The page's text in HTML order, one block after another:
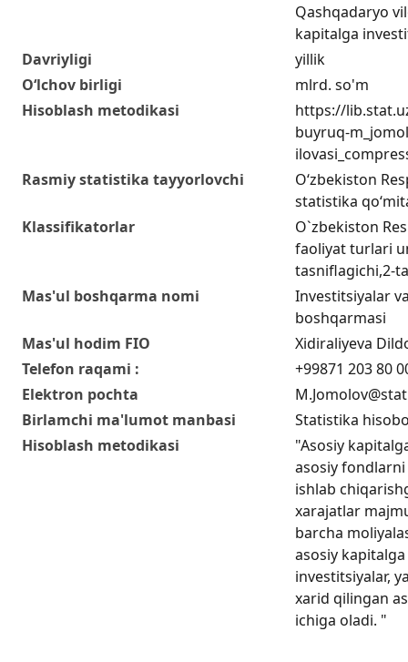
Qashqadaryo
kapitalga
Davriyligi
yillik
O‘lchov birligi
mlrd. so'm
Hisoblash metodikasi
https://
buyruq-
Rasmiy statistika tayyorlovchi
O‘zbekiston
statistika
Klassifikatorlar
O`zbekiston
faoliyat turlari
tasniflagichi,2-
Mas'ul boshqarma nomi
Investitsiyalar
boshqarmasi
Mas'ul hodim FIO
Xidiraliyeva
Telefon raqami :
+99871 203 80
Elektron pochta
Birlamchi ma'lumot manbasi
Statistika
Hisoblash metodikasi
"Asosiy
asosiy
ishlab
xarajatlar
barcha
asosiy
investitsiyalar,
xarid qilingan
ichiga oladi. "